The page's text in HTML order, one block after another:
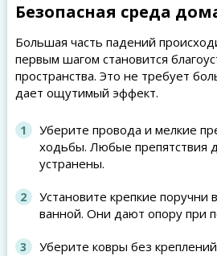
Безопасная среда
Большая часть падений
первым шагом становится
пространства. Это не требует
дает ощутимый эффект.
Уберите провода и мелкие
ходьбы. Любые препятствия
устранены.
Установите крепкие поручни
ванной. Они дают опору при
Уберите ковры без